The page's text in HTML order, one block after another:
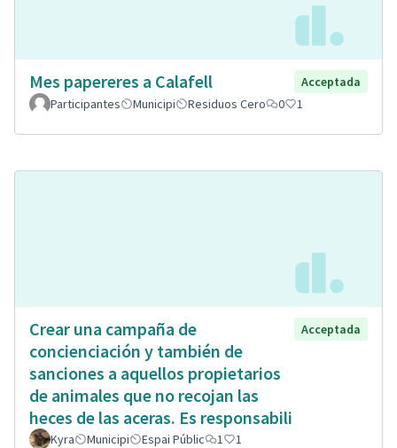
Mes papereres a Calafell
Acceptada
Participantes
Municipi Residuos Cero 0 1
Crear una campaña de
concienciación y también de
sanciones a aquellos propietarios
de animales que no recojan las
heces de las aceras. Es responsabili
Acceptada
Kyra Municipi Espai Públic 1 1